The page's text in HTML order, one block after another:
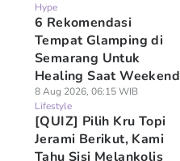
Hype
6 Rekomendasi
Tempat Glamping di
Semarang Untuk
Healing Saat Weekend
8 Aug 2026, 06:15 WIB
Lifestyle
[QUIZ] Pilih Kru Topi
Jerami Berikut, Kami
Tahu Sisi Melankolis